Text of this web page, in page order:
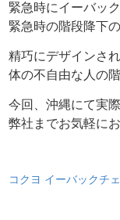
緊急時にイーバッ
緊急時の階段降下
精巧にデザインさ
体の不自由な人の
今回、沖縄にて実
弊社までお気軽に
コクヨ イーバックチ